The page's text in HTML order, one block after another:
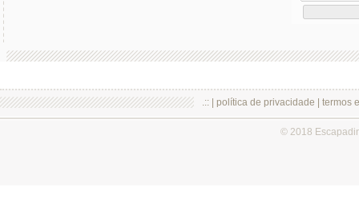
.:: | política de privacidade termos
© 2018